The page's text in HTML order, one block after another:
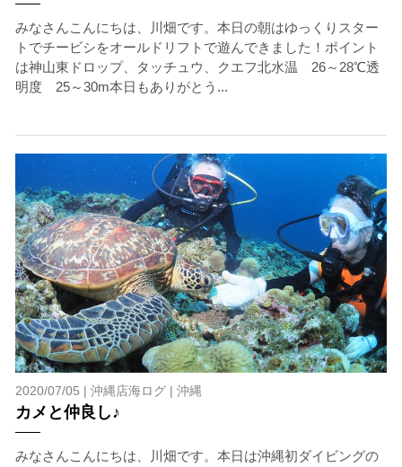
みなさんこんにちは、川畑です。本日の朝はゆっくりスター
トでチービシをオールドリフトで遊んできました！ポイント
は神山東ドロップ、タッチュウ、クエフ北水温 26～28℃透
明度 25～30m本日もありがとう...
2020/07/05 | 沖縄店海ログ| 沖縄
カメと仲良し♪
みなさんこんにちは、川畑です。本日は沖縄初ダイビングの